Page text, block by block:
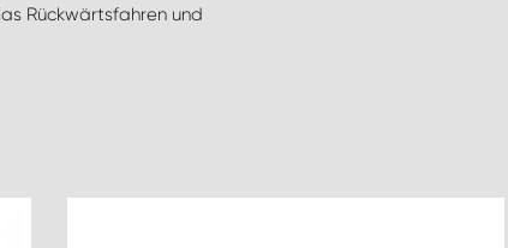
Rückwärtsfahren und